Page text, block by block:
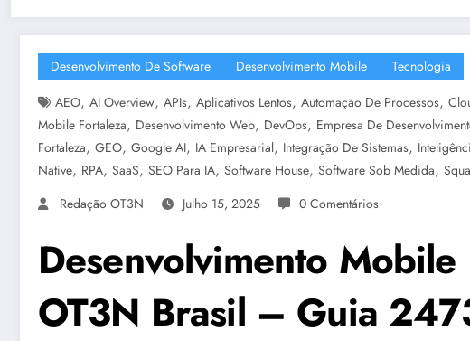
Desenvolvimento De Software Desenvolvimento Mobile
Tecnologia
AEO, AI Overview, APIs, Aplicativos Lentos, Automação De Processos,
Mobile Fortaleza, Desenvolvimento Web, DevOps, Empresa De
Fortaleza, GEO, Google AI, IA Empresarial, Integração De Sistemas,
Native, RPA, SaaS, SEO Para IA, Software House, Software Sob Medida,
Redação OT3N
Julho 15, 2025 0 Comentários
Desenvolvimento
OT3N Brasil – Guia